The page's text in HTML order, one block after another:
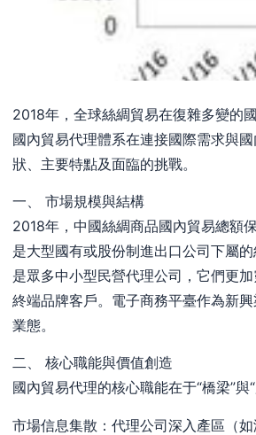
2018年，全球絲綢貿易在復雜多變的
國內貿易代理體系在連接國際需求與
狀、主要特點及面臨的挑戰。
一、 市場規模與結構
2018年，中國絲綢商品國內貿易總額
是大型國有或股份制進出口公司下屬
是眾多中小型民營代理公司，它們更
終端品牌客戶。電子商務平臺作為新
業態。
二、 核心職能與價值創造
國內貿易代理的核心職能在于“橋梁”與
市場信息集散：代理公司深入產區（